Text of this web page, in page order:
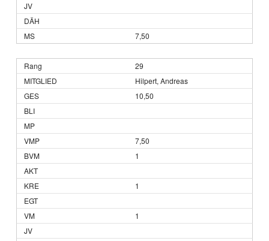
7,50
29
Hilpert, Andreas
10,50
7,50
1
1
1